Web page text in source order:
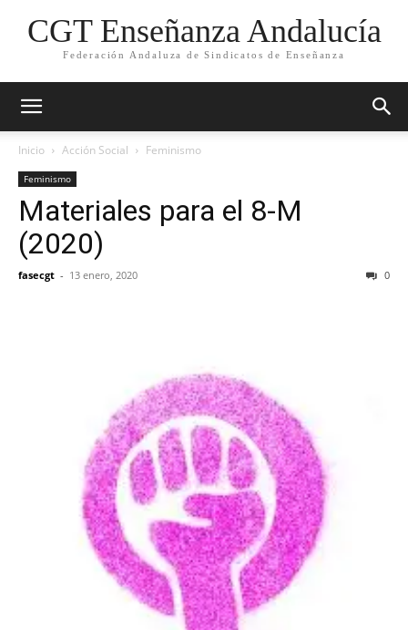
CGT Enseñanza Andalucía
Federación Andaluza de Sindicatos de Enseñanza
Inicio Acción Social Feminismo
Feminismo
Materiales para el 8-M
(2020)
fasecgt - 13 enero, 2020 0